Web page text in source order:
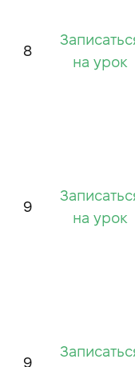
8
на урок
9
на урок
9